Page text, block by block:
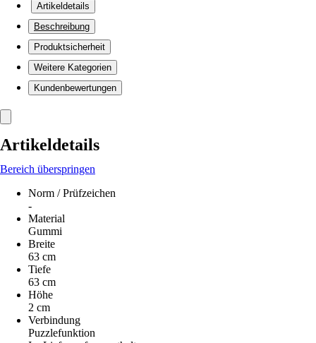
Artikeldetails
Beschreibung
Produktsicherheit
Weitere Kategorien
Kundenbewertungen
Artikeldetails
Bereich überspringen
Norm / Prüfzeichen
-
Material
Gummi
Breite
63 cm
Tiefe
63 cm
Höhe
2 cm
Verbindung
Puzzlefunktion